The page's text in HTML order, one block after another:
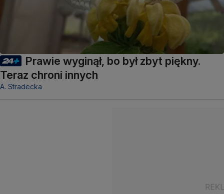
Prawie wyginął, bo był zbyt piękny.
Teraz chroni innych
A. Stradecka